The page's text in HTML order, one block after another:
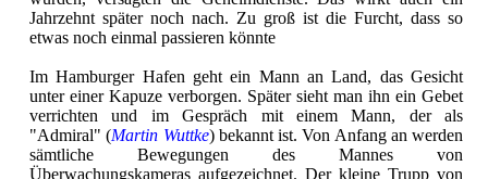
Jahrzehnt später noch nach. Zu groß ist die Furcht, dass so
etwas noch einmal passieren könnte
Im Hamburger Hafen geht ein Mann an Land, das Gesicht
unter einer Kapuze verborgen. Später sieht man ihn ein Gebet
verrichten und im Gespräch mit einem Mann, der als
"Admiral" (Martin Wuttke) bekannt ist. Von Anfang an werden
sämtliche Bewegungen des Mannes von
Überwachungskameras aufgezeichnet. Der kleine Trupp von